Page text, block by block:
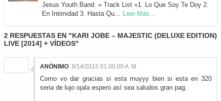
Jesus Youth Band. « Track List »1. Lo Que Soy Te Doy 2.
En Intimidad 3. Hasta Qu…
Leer Más...
2 RESPUESTAS EN "KARI JOBE – MAJESTIC (DELUXE EDITION)
LIVE [2014] + VÍDEOS"
ANÓNIMO 9/14/2015 01:00:00 A. M.
Como vo dar gracias si esta muyyy bien si esta en 320
seria de lujo ojala espero así sea saludos gran pag.